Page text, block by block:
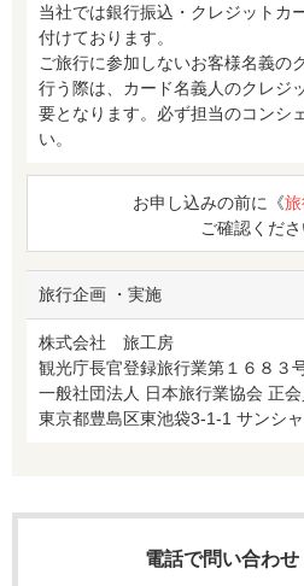
当社では銀行振込・クレジットカ
付けております。
ご旅行に参加しないお客様名義の
行う際は、カード名義人のクレジ
要となります。必ず担当のコンシ
い。
お申し込みの前に《
ご確認くださ
旅行企画 ・実施
株式会社 旅工房
観光庁長官登録旅行業第１６８３
一般社団法人 日本旅行業協会 正会
東京都豊島区東池袋3-1-1 サンシ
電話で問い合わ